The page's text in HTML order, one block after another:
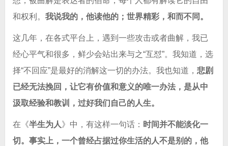
和权利。 我说我的，他读他的；世界精彩，和而不同。
这几年，在各式平台上，遇到一些攻击或者曲解，我已
经心平气和很多，鲜少会站出来与之“互怼”。我知道，选
择“不回应”是最好的消解这一切的办法。我也知道， 悲剧
已经无法挽回，让它有价值和意义的唯一办法，是从中
汲取经验和教训，过好我们自己的人生。
在《半生为人》中，有这样一句话： 时间并不能淡化一
切。事实上，一个曾经占据过你生活的人不是别的，他